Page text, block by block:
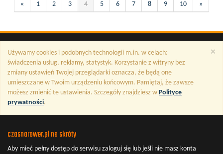
« 1 2 3 4 5 6 7 8 9 10 »
×
Używamy cookies i podobnych technologii m.in. w celach:
świadczenia usług, reklamy, statystyk. Korzystanie z witryny bez
zmiany ustawień Twojej przeglądarki oznacza, że będą one
umieszczane w Twoim urządzeniu końcowym. Pamiętaj, że zawsze
możesz zmienić te ustawienia. Szczegóły znajdziesz w Polityce
prywatności.
czasnarower.pl na skróty
Aby mieć pełny dostęp do serwisu zaloguj się lub jeśli nie masz konta